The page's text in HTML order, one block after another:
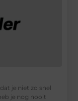
je niet zo snel
je nog nooit